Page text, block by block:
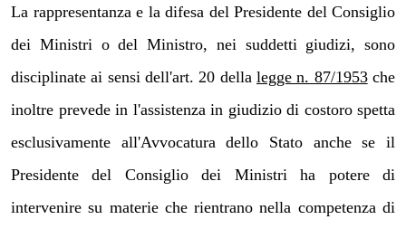
La rappresentanza e la difesa del Presidente del Consiglio
dei Ministri o del Ministro, nei suddetti giudizi, sono
disciplinate ai sensi dell'art. 20 della legge n. 87/1953che
inoltre prevede in l'assistenza in giudizio di costoro spetta
esclusivamente all'Avvocatura dello Stato anche se il
Presidente del Consiglio dei Ministri ha potere di
intervenire su materie che rientrano nella competenza di